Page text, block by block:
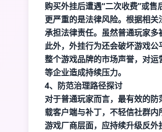
购买外挂后遭遇“二次收费”或售
更严重的是法律风险。根据相
承担法律责任。虽然普通玩家多
此外，外挂行为还会破坏游戏
整个游戏品牌的市场声誉，
等企业造成持续压力。
4、防范治理路径探讨
对于普通玩家而言，最有效的
载客户端与补丁，不轻信社群内
游戏厂商层面，应持续升级反